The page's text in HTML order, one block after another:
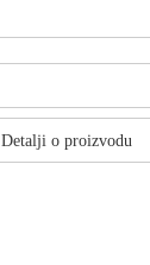
Detalji o proizvodu